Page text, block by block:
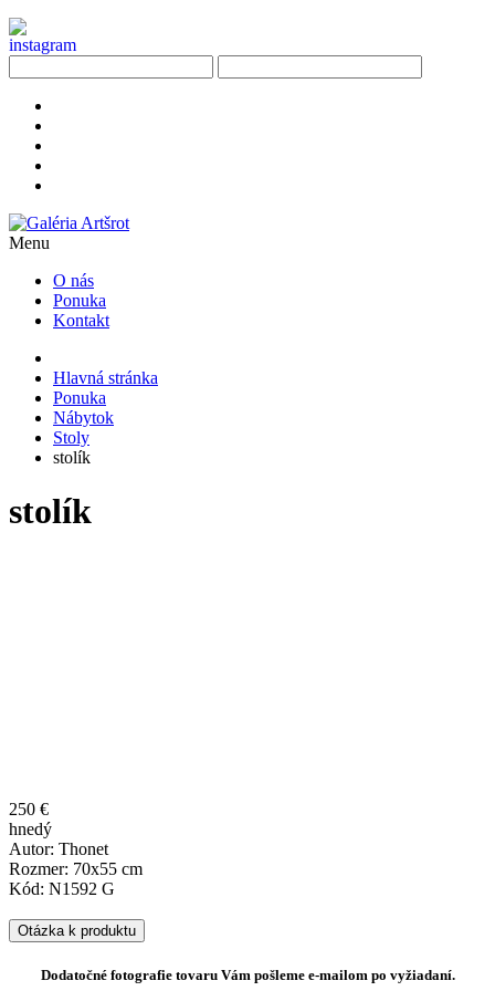
Menu
O nás
Ponuka
Kontakt
Hlavná stránka
Ponuka
Nábytok
Stoly
stolík
stolík
250 €
hnedý
Autor: Thonet
Rozmer: 70x55 cm
Kód: N1592 G
Otázka k produktu
Dodatočné fotografie tovaru Vám pošleme e-mailom po vyžiadaní.